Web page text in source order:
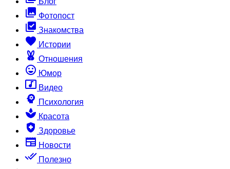
collections Фотопост
library_add_check Знакомства
favorite Истории
cruelty_free Отношения
sentiment_very_satisfied Юмор
music_video Видео
psychology Психология
spa Красота
health_and_safety Здоровье
newspaper Новости
done_all Полезно